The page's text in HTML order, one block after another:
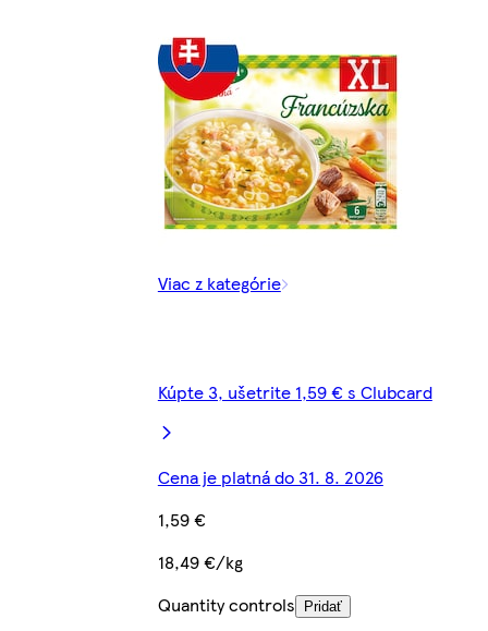
Viac z kategórie
Kúpte 3, ušetrite 1,59 € s Clubcard
Cena je platná do 31. 8. 2026
1,59 €
18,49 €/kg
Quantity controls
Pridať